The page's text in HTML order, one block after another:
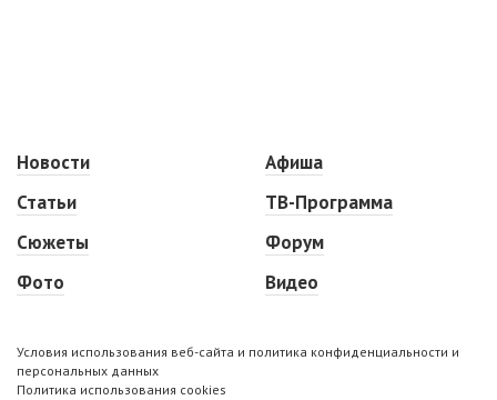
Новости
Статьи
Сюжеты
Фото
Афиша
ТВ-Программа
Форум
Видео
Условия использования веб-сайта и политика конфиденциальности и
персональных данных
Политика использования cookies